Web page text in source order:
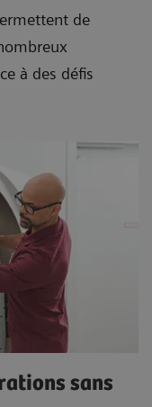
de
à des défis
sans